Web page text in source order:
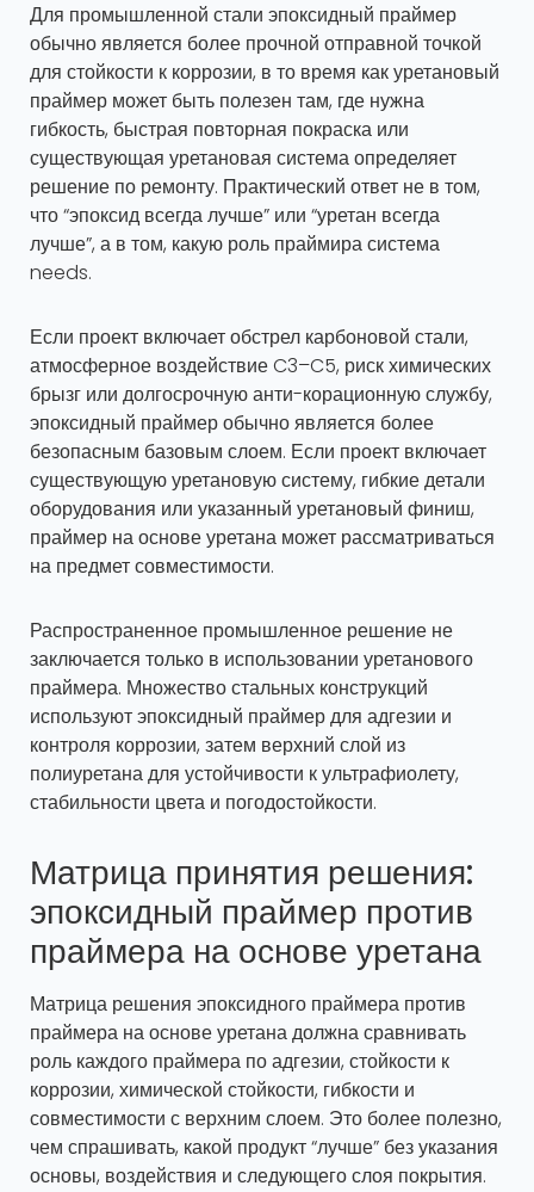
Для промышленной стали эпоксидный праймер
обычно является более прочной отправной точкой
для стойкости к коррозии, в то время как уретановый
праймер может быть полезен там, где нужна
гибкость, быстрая повторная покраска или
существующая уретановая система определяет
решение по ремонту. Практический ответ не в том,
что “эпоксид всегда лучше” или “уретан всегда
лучше”, а в том, какую роль праймира система
needs.
Если проект включает обстрел карбоновой стали,
атмосферное воздействие C3–C5, риск химических
брызг или долгосрочную анти-корационную службу,
эпоксидный праймер обычно является более
безопасным базовым слоем. Если проект включает
существующую уретановую систему, гибкие детали
оборудования или указанный уретановый финиш,
праймер на основе уретана может рассматриваться
на предмет совместимости.
Распространенное промышленное решение не
заключается только в использовании уретанового
праймера. Множество стальных конструкций
используют эпоксидный праймер для адгезии и
контроля коррозии, затем верхний слой из
полиуретана для устойчивости к ультрафиолету,
стабильности цвета и погодостойкости.
Матрица принятия решения:
эпоксидный праймер против
праймера на основе уретана
Матрица решения эпоксидного праймера против
праймера на основе уретана должна сравнивать
роль каждого праймера по адгезии, стойкости к
коррозии, химической стойкости, гибкости и
совместимости с верхним слоем. Это более полезно,
чем спрашивать, какой продукт “лучше” без указания
основы, воздействия и следующего слоя покрытия.